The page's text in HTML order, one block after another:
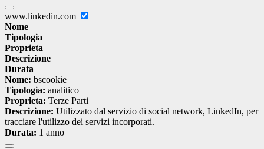
www.linkedin.com
Nome
Tipologia
Proprieta
Descrizione
Durata
Nome: bscookie
Tipologia: analitico
Proprieta: Terze Parti
Descrizione: Utilizzato dal servizio di social network, LinkedIn, per
tracciare l'utilizzo dei servizi incorporati.
Durata: 1 anno